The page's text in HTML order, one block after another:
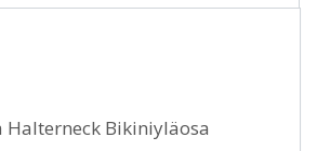
Halterneck Bikiniyläosa